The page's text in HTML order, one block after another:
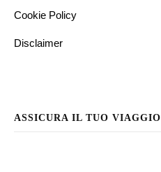
Cookie Policy
Disclaimer
ASSICURA IL TUO VIAGGIO